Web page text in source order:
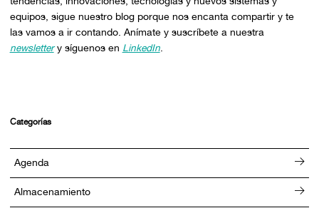
equipos, sigue nuestro blog porque nos encanta compartir y te
las vamos a ir contando. Anímate y suscríbete a nuestra
newslettery síguenos en LinkedIn.
Categorías
Agenda
Almacenamiento